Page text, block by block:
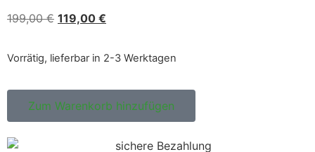
199,00€ 119,00 €
Vorrätig, lieferbar in 2-3 Werktagen
Zum Warenkorb hinzufügen